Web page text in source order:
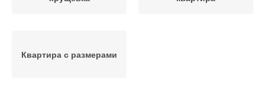
Квартира с размерами